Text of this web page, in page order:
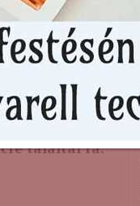
találtál rá.